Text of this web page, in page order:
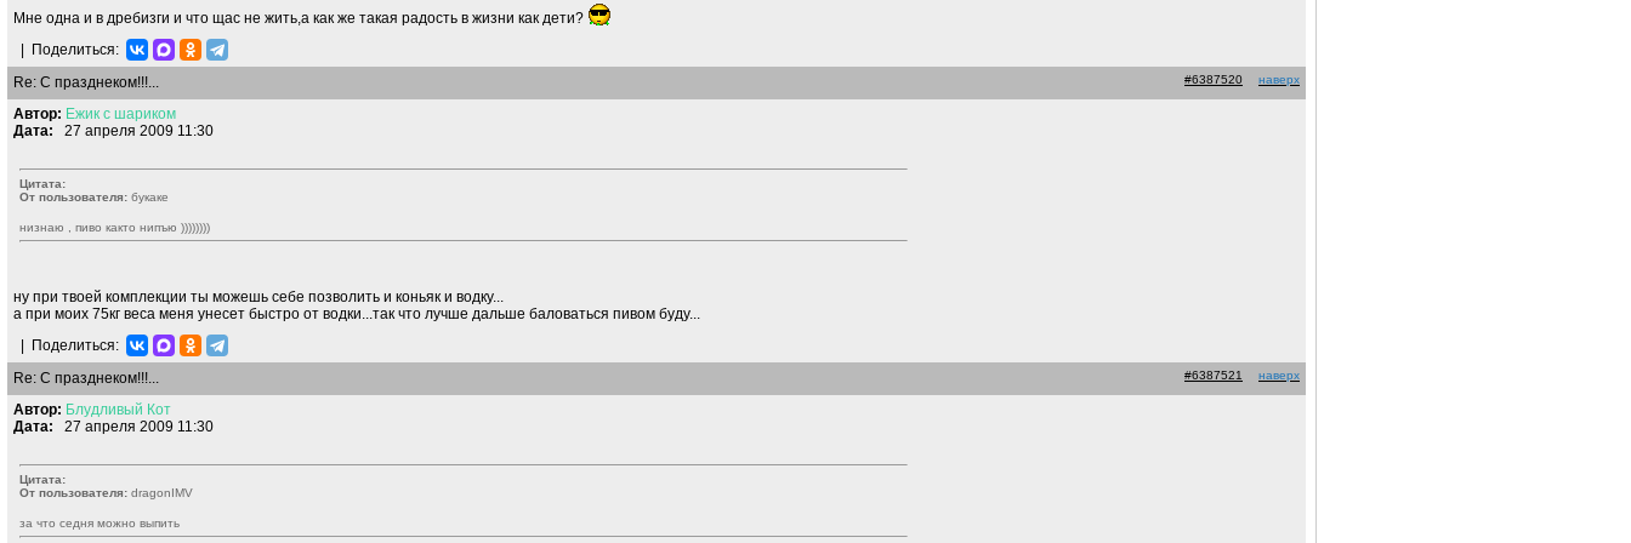
Мне одна и в дребизги и что щас не жить,а как же такая радость в жизни как дети?
Поделиться:
Re: С празднеком!!!...
#6387520 наверх
Автор: Ежик с шариком
Дата: 27 апреля 2009 11:30
Цитата:
От пользователя: букаке
низнаю , пиво както нипъю ))))))))
ну при твоей комплекции ты можешь себе позволить и коньяк и водку...
а при моих 75кг веса меня унесет быстро от водки...так что лучше дальше баловаться пивом буду...
Поделиться:
Re: С празднеком!!!...
#6387521 наверх
Автор: Блудливый Кот
Дата: 27 апреля 2009 11:30
Цитата:
От пользователя: dragonIMV
за что седня можно выпить